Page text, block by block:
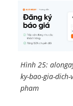
Hình 25:
ky-bao-gia-dich-
pham